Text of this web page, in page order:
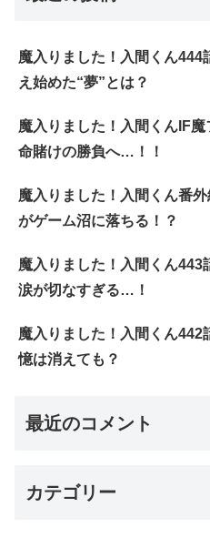
魔入りました！入間くん444
え始めた“夢”とは？
魔入りました！入間くんIF魔
命賭けの勝負へ…！！
魔入りました！入間くん番
がゲーム沼に落ちる！？
魔入りました！入間くん443
涙が切なすぎる…！
魔入りました！入間くん442
憶は消えても？
最近のコメント
カテゴリー